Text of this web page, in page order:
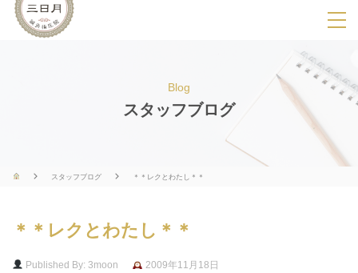
SPメニ
ー
展
用
ボ
Blog
スタッフブログ
スタッフブログ ＊＊レクとわたし＊＊
＊＊レクとわたし＊＊
Published By: 3moon
2009年11月18日